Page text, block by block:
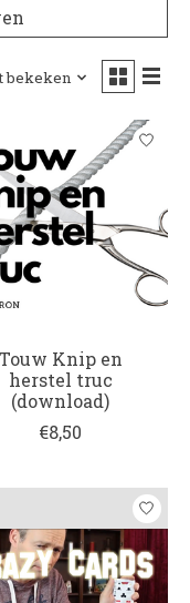
bekeken
Touw Knip en
herstel truc
(download)
€8,50